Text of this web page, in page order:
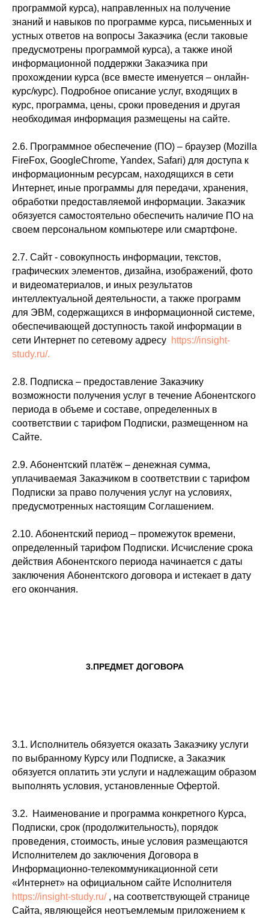
программой курса), направленных на получение
знаний и навыков по программе курса, письменных и
устных ответов на вопросы Заказчика (если таковые
предусмотрены программой курса), а также иной
информационной поддержки Заказчика при
прохождении курса (все вместе именуется – онлайн-
курс/курс). Подробное описание услуг, входящих в
курс, программа, цены, сроки проведения и другая
необходимая информация размещены на сайте.
2.6. Программное обеспечение (ПО) – браузер (Mozilla
FireFox, GoogleChrome, Yandex, Safari) для доступа к
информационным ресурсам, находящихся в сети
Интернет, иные программы для передачи, хранения,
обработки предоставляемой информации. Заказчик
обязуется самостоятельно обеспечить наличие ПО на
своем персональном компьютере или смартфоне.
2.7. Сайт - совокупность информации, текстов,
графических элементов, дизайна, изображений, фото
и видеоматериалов, и иных результатов
интеллектуальной деятельности, а также программ
для ЭВМ, содержащихся в информационной системе,
обеспечивающей доступность такой информации в
сети Интернет по сетевому адресу https://insight-
study.ru/.
2.8. Подписка – предоставление Заказчику
возможности получения услуг в течение Абонентского
периода в объеме и составе, определенных в
соответствии с тарифом Подписки, размещенном на
Сайте.
2.9. Абонентский платёж – денежная сумма,
уплачиваемая Заказчиком в соответствии с тарифом
Подписки за право получения услуг на условиях,
предусмотренных настоящим Соглашением.
2.10. Абонентский период – промежуток времени,
определенный тарифом Подписки. Исчисление срока
действия Абонентского периода начинается с даты
заключения Абонентского договора и истекает в дату
его окончания.
3.ПРЕДМЕТ ДОГОВОРА
3.1. Исполнитель обязуется оказать Заказчику услуги
по выбранному Курсу или Подписке, а Заказчик
обязуется оплатить эти услуги и надлежащим образом
выполнять условия, установленные Офертой.
3.2. Наименование и программа конкретного Курса,
Подписки, срок (продолжительность), порядок
проведения, стоимость, иные условия размещаются
Исполнителем до заключения Договора в
Информационно-телекоммуникационной сети
«Интернет» на официальном сайте Исполнителя
https://insight-study.ru/, на соответствующей странице
Сайта, являющейся неотъемлемым приложением к